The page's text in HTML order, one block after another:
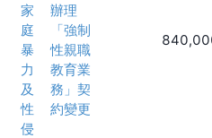
家
庭
暴
力
及
性
侵
辦理
「強制
性親職
教育業
務」契
約變更